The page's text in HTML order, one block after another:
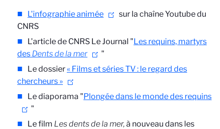
L'infographie animée
sur la chaîne Youtube du
CNRS
L'article de CNRS Le Journal "Les requins, martyrs
des Dents de la mer
"
Le dossier« Films et séries TV : le regard des
chercheurs »
Le diaporama "Plongée dans le monde des requins
"
Le film Les dents de la mer, à nouveau dans les